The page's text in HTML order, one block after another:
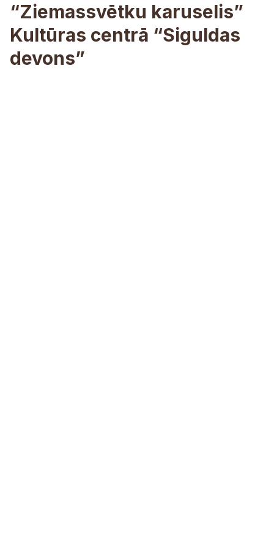
“Ziemassvētku karuselis”
Kultūras centrā “Siguldas
devons”